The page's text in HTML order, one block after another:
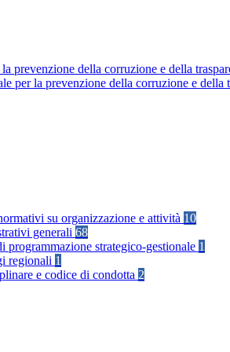
prevenzione della corruzione e della
per la prevenzione della corruzione e della
su organizzazione e attività 10
generali 68
programmazione strategico-gestionale 1
regionali 1
e codice di condotta 2